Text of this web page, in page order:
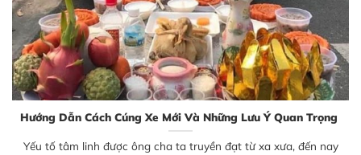
Hướng Dẫn Cách Cúng Xe Mới Và Những Lưu Ý Quan Trọng
Yếu tố tâm linh được ông cha ta truyền đạt từ xa xưa, đến nay